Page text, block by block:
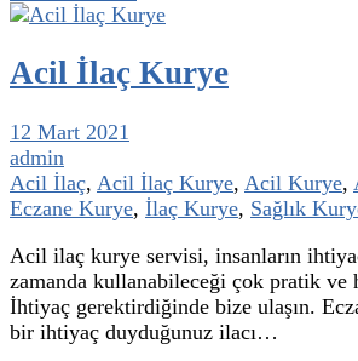
Acil İlaç Kurye
12 Mart 2021
admin
Acil İlaç, Acil İlaç Kurye, Acil Kurye,
Eczane Kurye, İlaç Kurye, Sağlık
Acil ilaç kurye servisi, insanların
zamanda kullanabileceği çok pratik ve
İhtiyaç gerektirdiğinde bize ulaşın.
bir ihtiyaç duyduğunuz ilacı…